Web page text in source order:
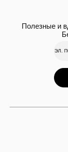
Полезные и